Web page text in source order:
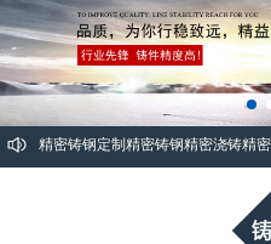
精密铸钢定制精密铸钢精密浇铸精